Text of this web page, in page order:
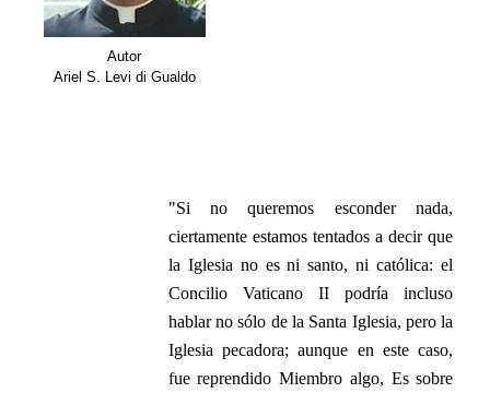
Autor
Ariel S. Levi di Gualdo
"Si no queremos esconder nada,
ciertamente estamos tentados a decir que
la Iglesia no es ni santo, ni católica: el
Concilio Vaticano II podría incluso
hablar no sólo de la Santa Iglesia, pero la
Iglesia pecadora; aunque en este caso,
fue reprendido Miembro algo, Es sobre